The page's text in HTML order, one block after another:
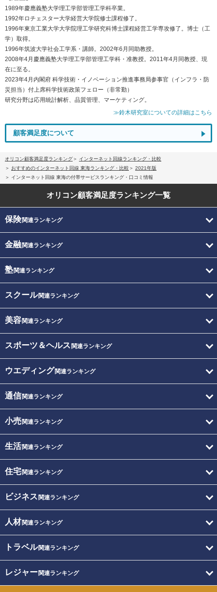
1989年慶應義塾大学理工学部管理工学科卒業。
1992年ロチェスター大学経営大学院修士課程修了。
1996年東京工業大学大学院理工学研究科博士課程経営工学専攻修了。博士（工
学）取得。
1996年筑波大学社会工学系・講師。2002年6月同助教授。
2008年4月慶應義塾大学理工学部管理工学科・准教授。2011年4月同教授、現
在に至る。
2023年4月内閣府 科学技術・イノベーション推進事務局参事官（インフラ・防
災担当）付上席科学技術政策フェロー（非常勤）
研究分野は応用統計解析、品質管理、マーケティング。
≫鈴木研究室についての詳細はこちら
顧客満足度について
オリコン顧客満足度ランキング
インターネット回線ランキング・比較
おすすめのインターネット回線 東海ランキング・比較
2021年版
インターネット回線 東海の付帯サービスランキング・口コミ情報
オリコン顧客満足度ランキング一覧
保険関連ランキング
金融関連ランキング
塾関連ランキング
スクール関連ランキング
美容関連ランキング
スポーツ＆ヘルス 関連ランキング
ウエディング関連ランキング
通信関連ランキング
小売関連ランキング
生活関連ランキング
住宅関連ランキング
ビジネス 関連ランキング
人材関連ランキング
トラベル関連ランキング
レジャー関連ランキング